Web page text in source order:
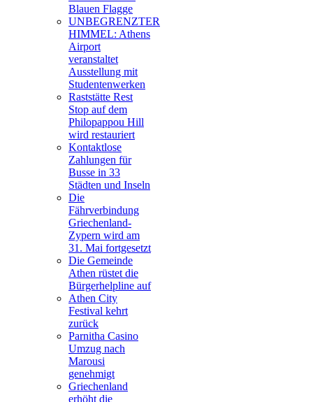
Blauen Flagge
UNBEGRENZTER
HIMMEL: Athens
Airport
veranstaltet
Ausstellung mit
Studentenwerken
Raststätte Rest
Stop auf dem
Philopappou Hill
wird restauriert
Kontaktlose
Zahlungen für
Busse in 33
Städten und Inseln
Die
Fährverbindung
Griechenland-
Zypern wird am
31. Mai fortgesetzt
Die Gemeinde
Athen rüstet die
Bürgerhelpline auf
Athen City
Festival kehrt
zurück
Parnitha Casino
Umzug nach
Marousi
genehmigt
Griechenland
erhöht die